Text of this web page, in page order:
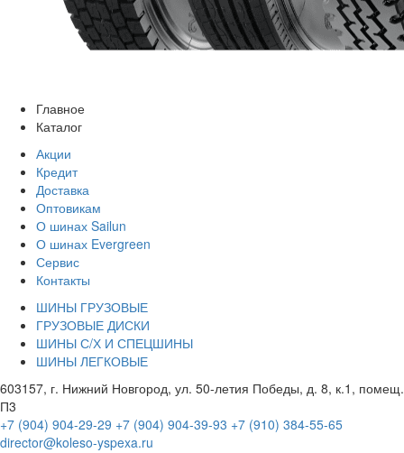
Главное
Каталог
Акции
Кредит
Доставка
Оптовикам
О шинах Sailun
О шинах Evergreen
Сервис
Контакты
ШИНЫ ГРУЗОВЫЕ
ГРУЗОВЫЕ ДИСКИ
ШИНЫ С/Х И СПЕЦШИНЫ
ШИНЫ ЛЕГКОВЫЕ
603157, г. Нижний Новгород, ул. 50-летия Победы, д. 8, к.1, помещ.
П3
+7 (904) 904-29-29 +7 (904) 904-39-93 +7 (910) 384-55-65
director@koleso-yspexa.ru